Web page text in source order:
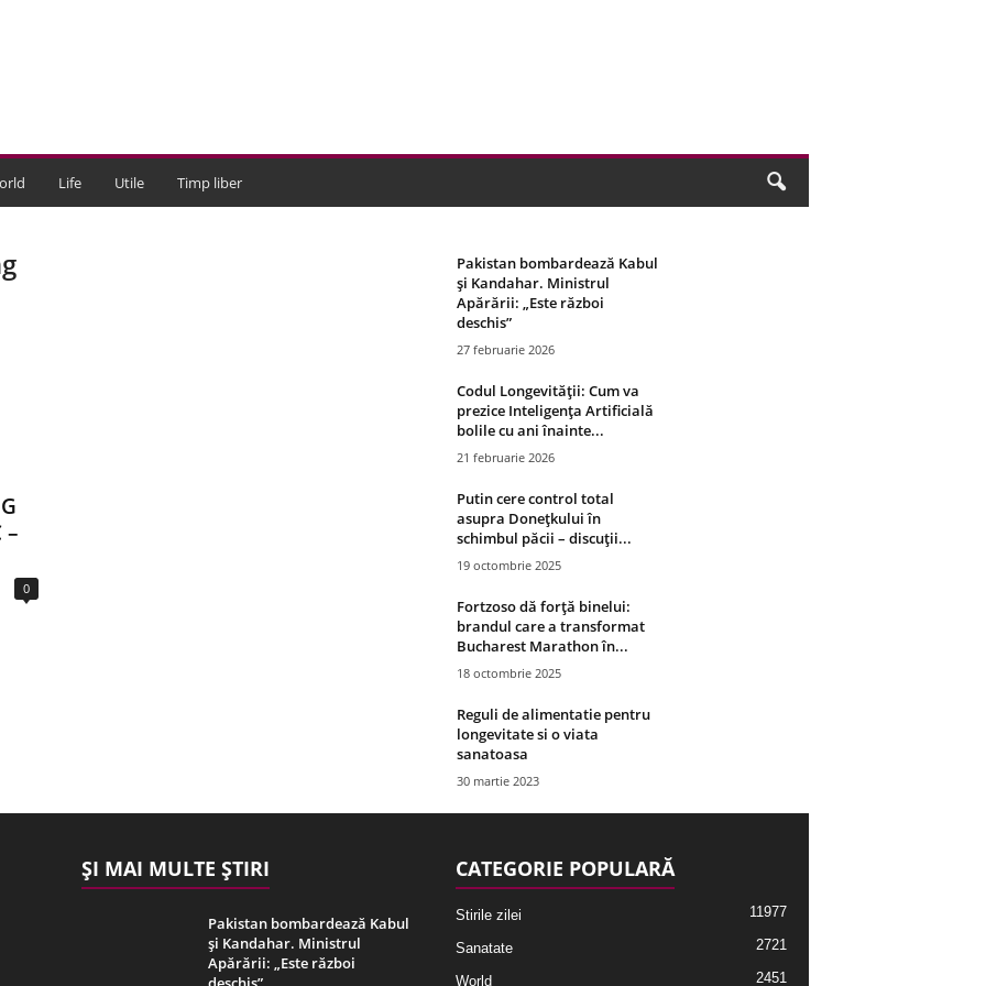
Life Utile Timp liber
–
0
Pakistan bombardează Kabul
și Kandahar. Ministrul
Apărării: „Este război
deschis”
27 februarie 2026
Codul Longevității: Cum va
prezice Inteligența Artificială
bolile cu ani înainte...
21 februarie 2026
Putin cere control total
asupra Donețkului în
schimbul păcii – discuții...
19 octombrie 2025
Fortzoso dă forță binelui:
brandul care a transformat
Bucharest Marathon în...
18 octombrie 2025
Reguli de alimentatie pentru
longevitate si o viata
sanatoasa
30 martie 2023
ȘI MAI MULTE ȘTIRI
Pakistan bombardează Kabul
și Kandahar. Ministrul
Apărării: „Este război
CATEGORIE POPULARĂ
Stirile zilei 11977
Sanatate 2721
World 2451